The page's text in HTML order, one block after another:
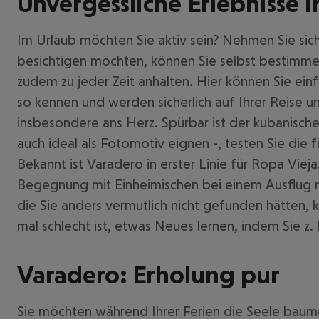
Im Urlaub möchten Sie aktiv sein? Nehmen Sie
besichtigen möchten, können Sie selbst
zudem zu jeder Zeit anhalten. Hier können Sie
so kennen und werden sicherlich auf Ihrer Reise
insbesondere ans Herz. Spürbar ist der
auch ideal als Fotomotiv eignen -, testen Sie die
Bekannt ist Varadero in erster Linie für Ropa
Begegnung mit Einheimischen bei einem Ausflug
die Sie anders vermutlich nicht gefunden hätten,
mal schlecht ist, etwas Neues lernen, indem Sie
Varadero: Erholung pur
Sie möchten während Ihrer Ferien die Seele